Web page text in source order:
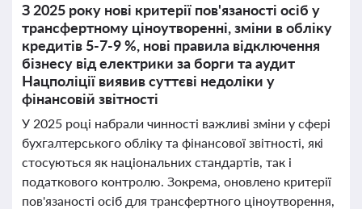
З 2025 року нові критерії пов'язаності осіб у
трансфертному ціноутворенні, зміни в обліку
кредитів 5-7-9 %, нові правила відключення
бізнесу від електрики за борги та аудит
Нацполіції виявив суттєві недоліки у
фінансовій звітності
У 2025 році набрали чинності важливі зміни у сфері
бухгалтерського обліку та фінансової звітності, які
стосуються як національних стандартів, так і
податкового контролю. Зокрема, оновлено критерії
пов'язаності осіб для трансфертного ціноутворення,